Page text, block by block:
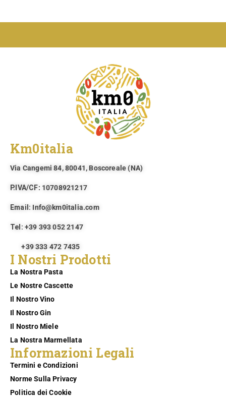
Km0italia
Via Cangemi 84, 80041, Boscoreale (NA)​
P.IVA/CF: 10708921217
Email: Info@km0italia.com
Tel: +39 393 052 2147
+39 333 472 7435
I Nostri Prodotti
La Nostra Pasta
Le Nostre Cascette
Il Nostro Vino
Il Nostro Gin
Il Nostro Miele
La Nostra Marmellata
Informazioni Legali
Termini e Condizioni
Norme Sulla Privacy
Politica dei Cookie